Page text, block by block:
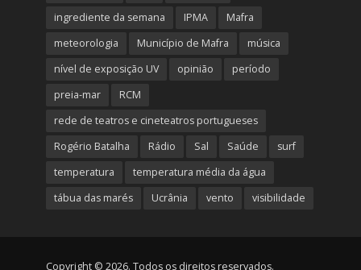
ingrediente da semana
IPMA
Mafra
meteorologia
Município de Mafra
música
nível de exposição UV
opinião
período
preia-mar
RCM
rede de teatros e cineteatros portugueses
Rogério Batalha
Rádio Sal Saúde
surf
temperatura
temperatura média da água
tábua das marés
Ucrânia vento visibilidade
Copyright © 2026. Todos os direitos reservados.